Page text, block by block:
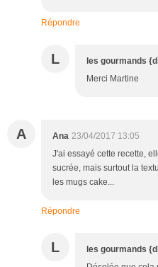
Répondre
L les gourmands
Merci Martine
A Ana 23/04/2017 13:05
J'ai essayé cette recette,
sucrée, mais surtout la
les mugs cake...
Répondre
L les gourmands